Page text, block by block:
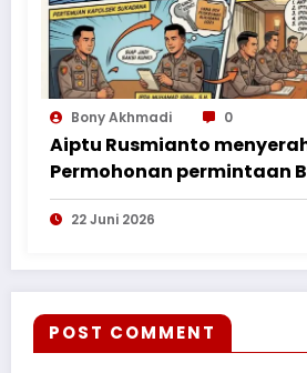
Bony Akhmadi 0
Aiptu Rusmianto
Permohonan permintaan
Bukti ke Polres Kayong
22 Juni 2026
POST COMMENT